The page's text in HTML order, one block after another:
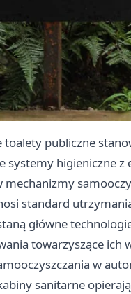
publiczne
systemy higieniczne
mechanizmy
standard
główne
towarzyszące ich
w
sanitarne